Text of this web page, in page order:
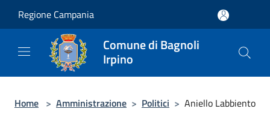
Regione Campania
Comune di Bagnoli
Irpino
Home > Amministrazione > Politici > Aniello Labbiento